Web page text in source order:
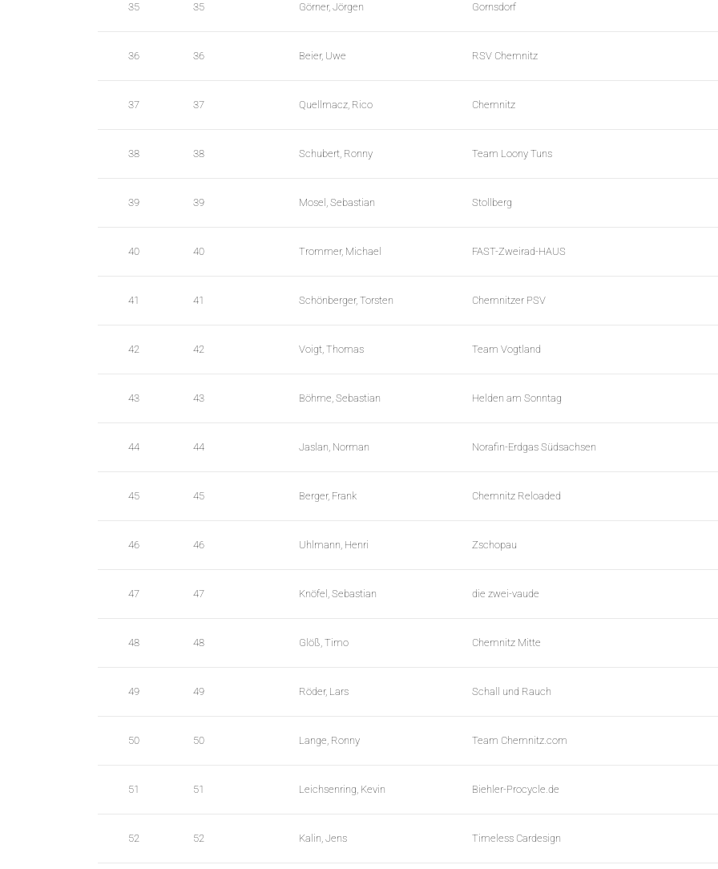
35 35 Görner, Jörgen Gornsdorf
36 36 Beier, Uwe RSV Chemnitz
37 37 Quellmacz, Rico Chemnitz
38 38 Schubert, Ronny Team Loony Tuns
39 39 Mosel, Sebastian Stollberg
40 40 Trommer, Michael FAST-Zweirad-HAUS
41 41 Schönberger, Torsten Chemnitzer PSV
42 42 Voigt, Thomas Team Vogtland
43 43 Böhme, Sebastian Helden am Sonntag
44 44 Jaslan, Norman Norafin-Erdgas Südsachsen
45 45 Berger, Frank Chemnitz Reloaded
46 46 Uhlmann, Henri Zschopau
47 47 Knöfel, Sebastian die zwei-vaude
48 48 Glöß, Timo Chemnitz Mitte
49 49 Röder, Lars Schall und Rauch
50 50 Lange, Ronny Team Chemnitz.com
51 51 Leichsenring, Kevin Biehler-Procycle.de
52 52 Kalin, Jens Timeless Cardesign